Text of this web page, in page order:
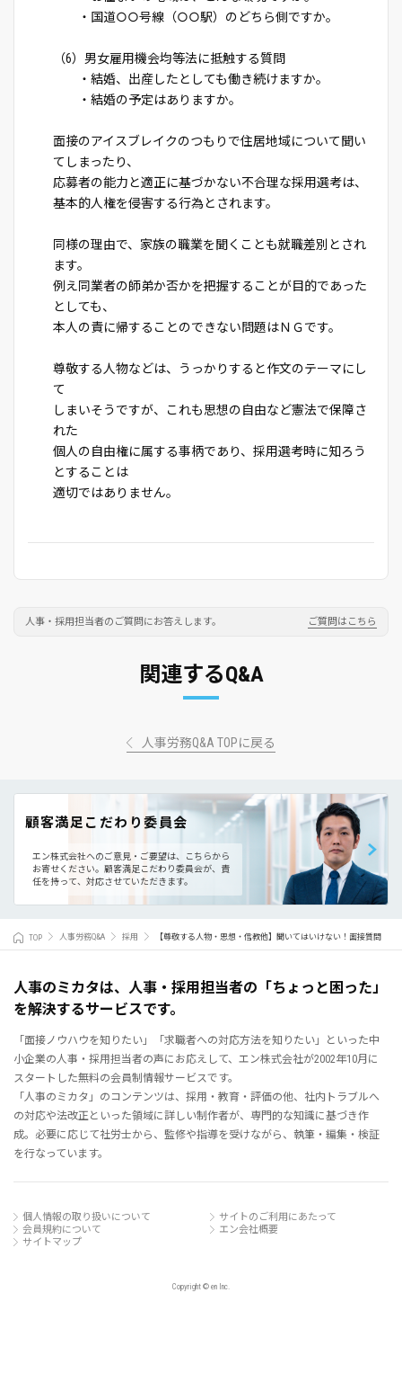
・国道○○号線（○○駅）のどちら側ですか。
（6）男女雇用機会均等法に抵触する質問
・結婚、出産したとしても働き続けますか。
・結婚の予定はありますか。
面接のアイスブレイクのつもりで住居地域について聞い
てしまったり、
応募者の能力と適正に基づかない不合理な採用選考は、
基本的人権を侵害する行為とされます。
同様の理由で、家族の職業を聞くことも就職差別とされ
ます。
例え同業者の師弟か否かを把握することが目的であった
としても、
本人の責に帰することのできない問題はＮＧです。
尊敬する人物などは、うっかりすると作文のテーマにし
て
しまいそうですが、これも思想の自由など憲法で保障さ
れた
個人の自由権に属する事柄であり、採用選考時に知ろう
とすることは
適切ではありません。
人事・採用担当者のご質問にお答えします。 ご質問はこちら
関連するQ&A
人事労務Q&A TOPに戻る
顧客満足こだわり委員会
エン株式会社へのご意見・ご要望は、こちらから
お寄せください。 顧客満足こだわり委員会が、責
任を持って、対応させていただきます。
TOP 人事労務Q&A 採用 【尊敬する人物・思想・信教他】聞いてはいけない！面接質問
人事のミカタは、人事・採用担当者の「ちょっと困った」
を解決するサービスです。
「面接ノウハウを知りたい」「求職者への対応方法を知りたい」といった中
小企業の人事・採用担当者の声にお応えして、エン株式会社が2002年10月に
スタートした無料の会員制情報サービスです。
「人事のミカタ」のコンテンツは、採用・教育・評価の他、社内トラブルへ
の対応や法改正といった領域に詳しい制作者が、専門的な知識に基づき作
成。必要に応じて社労士から、監修や指導を受けながら、執筆・編集・検証
を行なっています。
個人情報の取り扱いについて
サイトのご利用にあたって
会員規約について
エン会社概要
サイトマップ
Copyright © en Inc.